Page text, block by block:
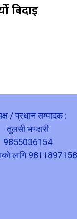
बिदाइ
/ प्रधान सम्पादक :
तुलसी भण्डारी
9855036154
लागि 9811897158